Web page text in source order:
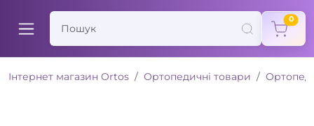
0
Інтернет магазин Ortos Ортопедичні товари